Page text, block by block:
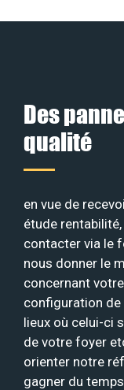
Des
qualité
en vue de
étude
contacter via le
nous donner le
concernant
configuration de
lieux où celui-ci
de votre foyer
orienter notre
gagner du